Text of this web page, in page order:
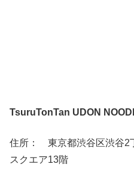
TsuruTonTan UDON
住所： 東京都渋谷区渋谷2
スクエア13階